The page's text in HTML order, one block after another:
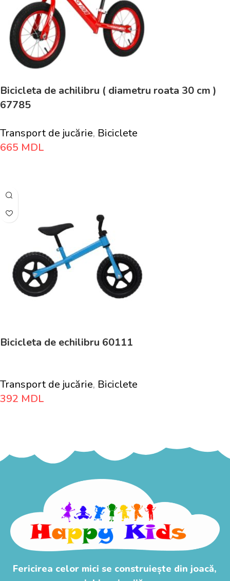
Bicicleta de achilibru ( diametru roata 30 cm )
67785
Transport de jucărie, Biciclete
665 MDL
Bicicleta de echilibru 60111
Transport de jucărie, Biciclete
392 MDL
Fericirea celor mici se construiește din joacă,